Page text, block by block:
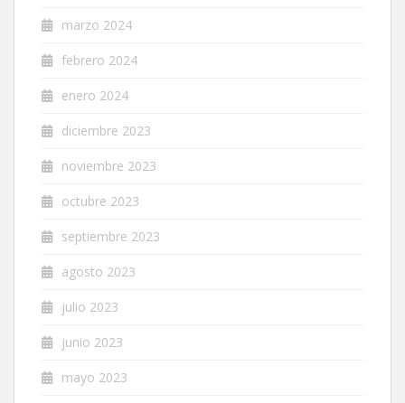
marzo 2024
febrero 2024
enero 2024
diciembre 2023
noviembre 2023
octubre 2023
septiembre 2023
agosto 2023
julio 2023
junio 2023
mayo 2023